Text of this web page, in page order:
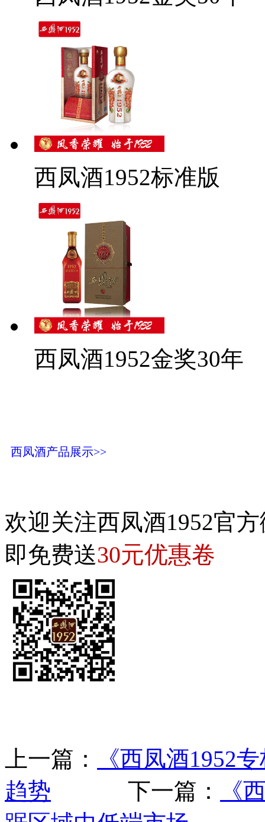
西凤酒1952标准版
西凤酒1952金奖30年
西凤酒产品展示>>
欢迎关注西凤酒1952官
即免费送30元优惠卷
上一篇：
《西凤酒1952
趋势 下一篇：
《